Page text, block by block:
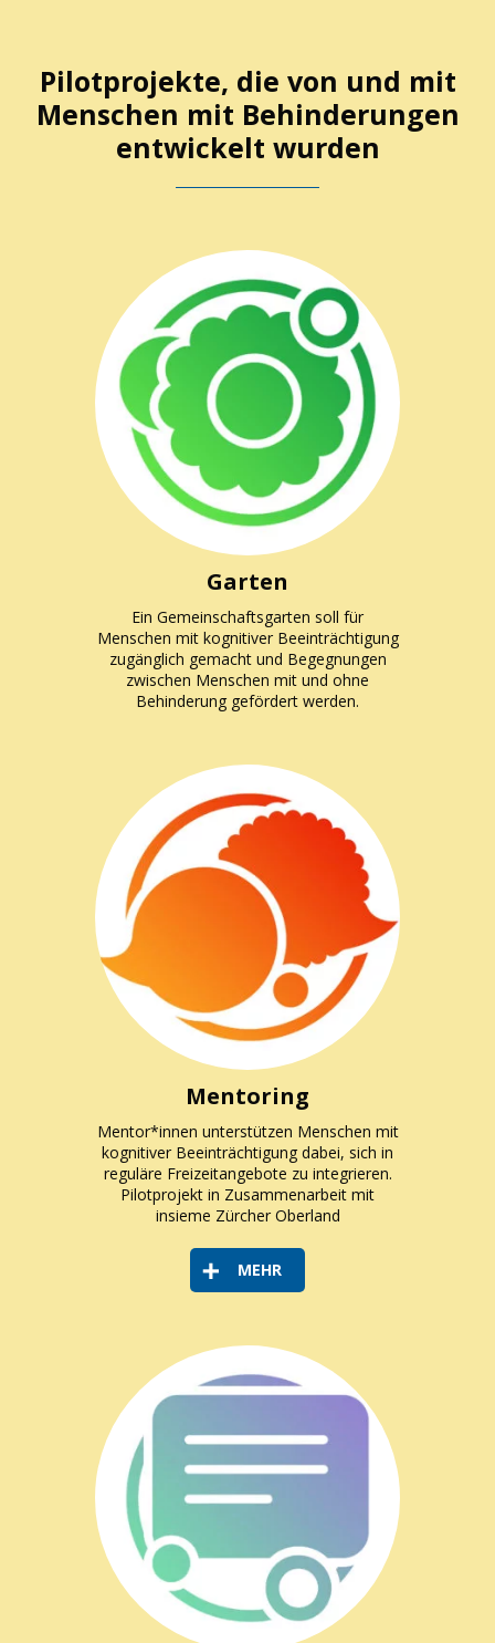
Pilotprojekte, die von und mit
Menschen mit Behinderungen
entwickelt wurden
Garten
Ein Gemeinschaftsgarten soll für
Menschen mit kognitiver Beeinträchtigung
zugänglich gemacht und Begegnungen
zwischen Menschen mit und ohne
Behinderung gefördert werden.
Mentoring
Mentor*innen unterstützen Menschen mit
kognitiver Beeinträchtigung dabei, sich in
reguläre Freizeitangebote zu integrieren.
Pilotprojekt in Zusammenarbeit mit
insieme Zürcher Oberland
MEHR